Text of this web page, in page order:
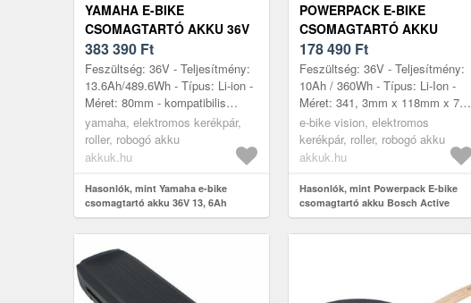
YAMAHA E-BIKE
CSOMAGTARTÓ AKKU 36V
13, 6AH 500WH PASB5 BOS-
21 HÁTSÓLÁMPA NÉLKÜL
383 390 Ft
Feszültség: 36V - Teljesítmény:
13.6Ah/489.6Wh - Típus: Li-ion -
Méret: 80mm - kompatibilis
modellek: Yamaha PW, PW-SE,
PW-X
yamaha, elektromos kerékpár,
roller, robogó akku
akkuk.hu
Hasonlók, mint Yamaha e-bike
csomagtartó akku 36V 13, 6Ah
500Wh PASB5 BOS-21 hátsólámpa
nélkül
POWERPACK E-BIKE
CSOMAGTARTÓ AKKU
BOSCH ACTIVE (PLUS) /
PERFORMANCE (CX) 36V
RENDESZERHEZ, 10AH
178 490 Ft
Feszültség: 36V - Teljesítmény:
10Ah / 360Wh - Típus: Li-Ion -
Méret: 341, 3mm x 118mm x 76,
2mm - kompatibilis modellek:
Active Line Active Line P...
e-bike vision, elektromos
kerékpár, roller, robogó akku
akkuk.hu
Hasonlók, mint Powerpack E-bike
csomagtartó akku Bosch Active
(Plus) / Performance (CX) 36V
rendeszerhez, 10Ah